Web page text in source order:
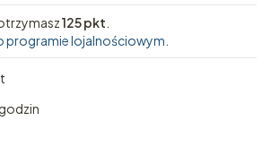
125 pkt
programie lojalnościowym.